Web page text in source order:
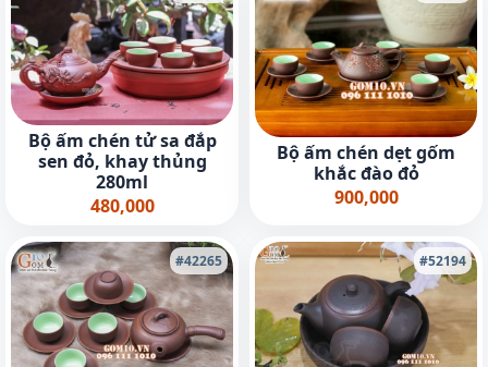
Bộ ấm chén tử sa đắp
sen đỏ, khay thủng
280ml
480,000
Bộ ấm chén dẹt gốm
khắc đào đỏ
900,000
#42265 #52194